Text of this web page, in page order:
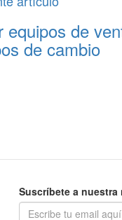
equipos de
de cambio
Suscríbete a nuestra